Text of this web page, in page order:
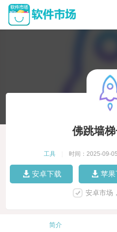
佛跳墙
工具 时间：2025-09-05
安卓下载 苹果
安卓市场
简介